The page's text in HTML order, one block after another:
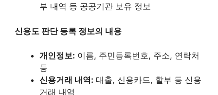
부 내역 등 공공기관 보유 정보
신용도 판단 등록 정보의 내용
개인정보: 이름, 주민등록번호, 주소, 연락처
등
신용거래 내역: 대출, 신용카드, 할부 등 신용
거래 내역